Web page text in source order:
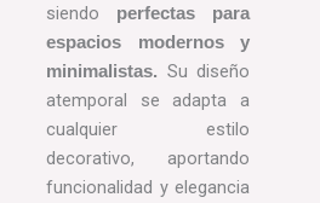
siendo
perfectas para
espacios modernos y
minimalistas. Su diseño
atemporal se adapta a
cualquier estilo
decorativo, aportando
funcionalidad y elegancia